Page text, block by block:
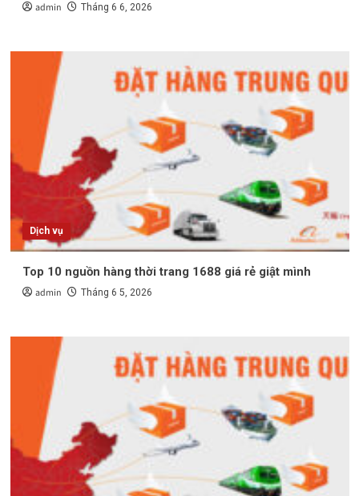
admin Tháng 6 6, 2026
Dịch vụ
Top 10 nguồn hàng thời trang 1688 giá rẻ giật mình
admin Tháng 6 5, 2026